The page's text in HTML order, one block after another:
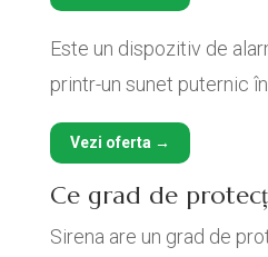
Este un dispozitiv de
printr-un sunet puternic
Vezi oferta →
Ce grad de
Sirena are un grad de